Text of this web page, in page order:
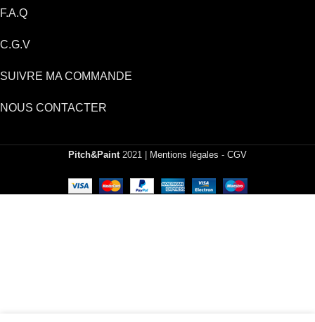
F.A.Q
C.G.V
SUIVRE MA COMMANDE
NOUS CONTACTER
Pitch&Paint 2021 | Mentions légales - CGV